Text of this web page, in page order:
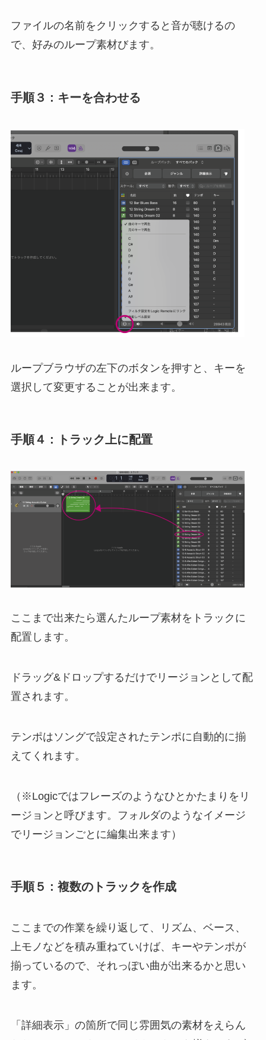
ファイルの名前をクリックすると音が聴けるの
で、好みのループ素材びます。
手順３ : キーを合わせる
ループブラウザの左下のボタンを押すと、キーを
選択して変更することが出来ます。
手順４ : トラック上に配置
ここまで出来たら選んたループ素材をトラックに
配置します。
ドラッグ&ドロップするだけでリージョンとして配
置されます。
テンポはソングで設定されたテンポに自動的に揃
えてくれます。
（※Logicではフレーズのようなひとかたまりをリ
ージョンと呼びます。フォルダのようなイメージ
でリージョンごとに編集出来ます）
手順５ : 複数のトラックを作成
ここまでの作業を繰り返して、リズム、ベース、
上モノなどを積み重ねていけば、キーやテンポが
揃っているので、それっぽい曲が出来るかと思い
ます。
「詳細表示」の箇所で同じ雰囲気の素材をえらん